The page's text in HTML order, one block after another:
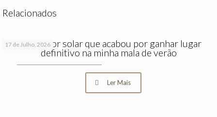
Relacionados
17 de Julho, 2026
O protetor solar que acabou por ganhar lugar
definitivo na minha mala de verão
Ler Mais